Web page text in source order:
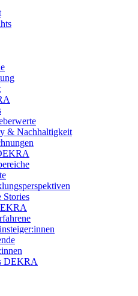
& Nachhaltigkeit
Stories
DEKRA